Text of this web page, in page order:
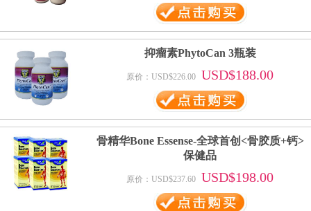
抑瘤素PhytoCan 3瓶装
原价：USD$226.00 USD$188.00
骨精华Bone Essense-全球首创<骨胶质+钙>
保健品
原价：USD$237.60 USD$198.00